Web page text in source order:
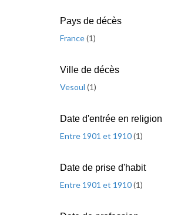
Pays de décès
France(1)
Ville de décès
Vesoul (1)
Date d'entrée en religion
Entre 1901 et 1910(1)
Date de prise d'habit
Entre 1901 et 1910(1)